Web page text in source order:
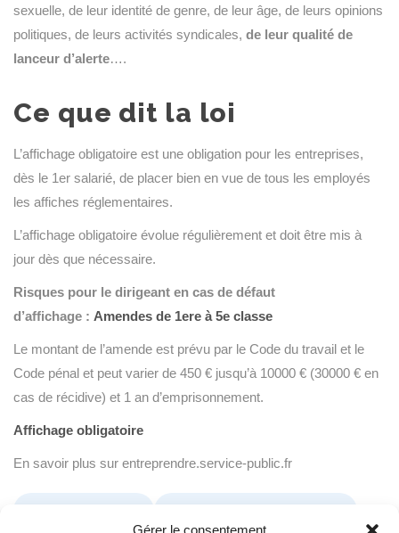
Gérer le consentement
sexuelle, de leur identité de genre, de leur âge, de leurs opinions
politiques, de leurs activités syndicales, de leur qualité de
lanceur d’alerte….
Ce que dit la loi
L’affichage obligatoire est une obligation pour les entreprises,
dès le 1er salarié, de placer bien en vue de tous les employés
les affiches réglementaires.
L’affichage obligatoire évolue régulièrement et doit être mis à
jour dès que nécessaire.
Risques pour le dirigeant en cas de défaut
d’affichage : Amendes de 1ere à 5e classe
Le montant de l’amende est prévu par le Code du travail et le
Code pénal et peut varier de 450 € jusqu’à 10000 € (30000 € en
cas de récidive) et 1 an d’emprisonnement.
Affichage obligatoire
En savoir plus sur entreprendre.service-public.fr